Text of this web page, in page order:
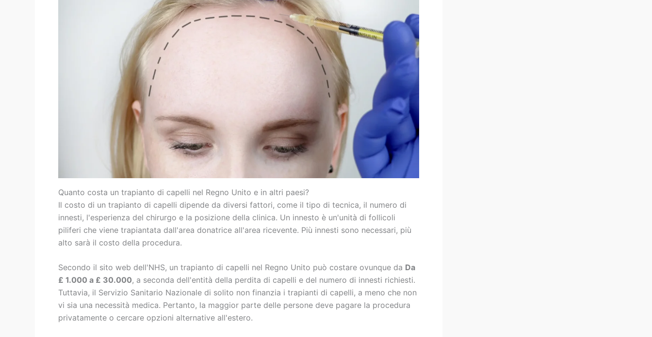
Quanto costa un trapianto di capelli nel Regno Unito e in altri paesi?
Il costo di un trapianto di capelli dipende da diversi fattori, come il tipo di tecnica, il numero di
innesti, l'esperienza del chirurgo e la posizione della clinica. Un innesto è un'unità di follicoli
piliferi che viene trapiantata dall'area donatrice all'area ricevente. Più innesti sono necessari, più
alto sarà il costo della procedura.
Secondo il sito web dell'NHS, un trapianto di capelli nel Regno Unito può costare ovunque da Da
£ 1.000 a £ 30.000, a seconda dell'entità della perdita di capelli e del numero di innesti richiesti.
Tuttavia, il Servizio Sanitario Nazionale di solito non finanzia i trapianti di capelli, a meno che non
vi sia una necessità medica. Pertanto, la maggior parte delle persone deve pagare la procedura
privatamente o cercare opzioni alternative all'estero.